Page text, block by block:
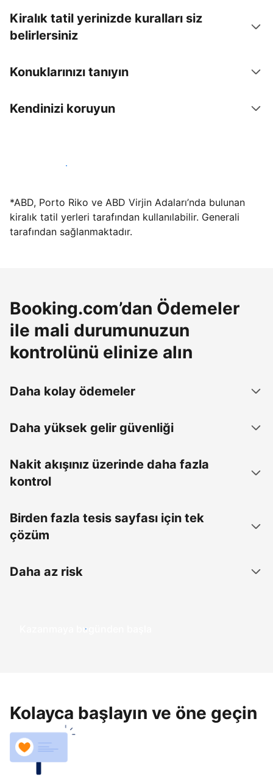
Kiralık tatil yerinizde kuralları siz
belirlersiniz
Konuklarınızı tanıyın
Kendinizi koruyun
Hemen tesis yayınla
*ABD, Porto Riko ve ABD Virjin Adaları’nda bulunan
kiralık tatil yerleri tarafından kullanılabilir. Generali
tarafından sağlanmaktadır.
Booking.com’dan Ödemeler
ile mali durumunuzun
kontrolünü elinize alın
Daha kolay ödemeler
Daha yüksek gelir güvenliği
Nakit akışınız üzerinde daha fazla
kontrol
Birden fazla tesis sayfası için tek
çözüm
Daha az risk
Kazanmaya bugünden başla
Kolayca başlayın ve öne geçin